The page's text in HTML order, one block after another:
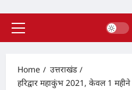
Primary
Home
उत्तराखंड
हरिद्वार महाकुंभ 2021, केवल 1